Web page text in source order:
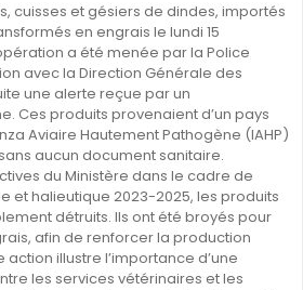
cuisses et gésiers de dindes, importés
en engrais le lundi 15
a été menée par la Police
avec la Direction Générale des
une alerte reçue par un
Ces produits provenaient d’un pays
Aviaire Hautement Pathogène (IAHP)
aucun document sanitaire.
du Ministère dans le cadre de
et halieutique 2023-2025, les produits
détruits. Ils ont été broyés pour
afin de renforcer la production
illustre l’importance d’une
les services vétérinaires et les